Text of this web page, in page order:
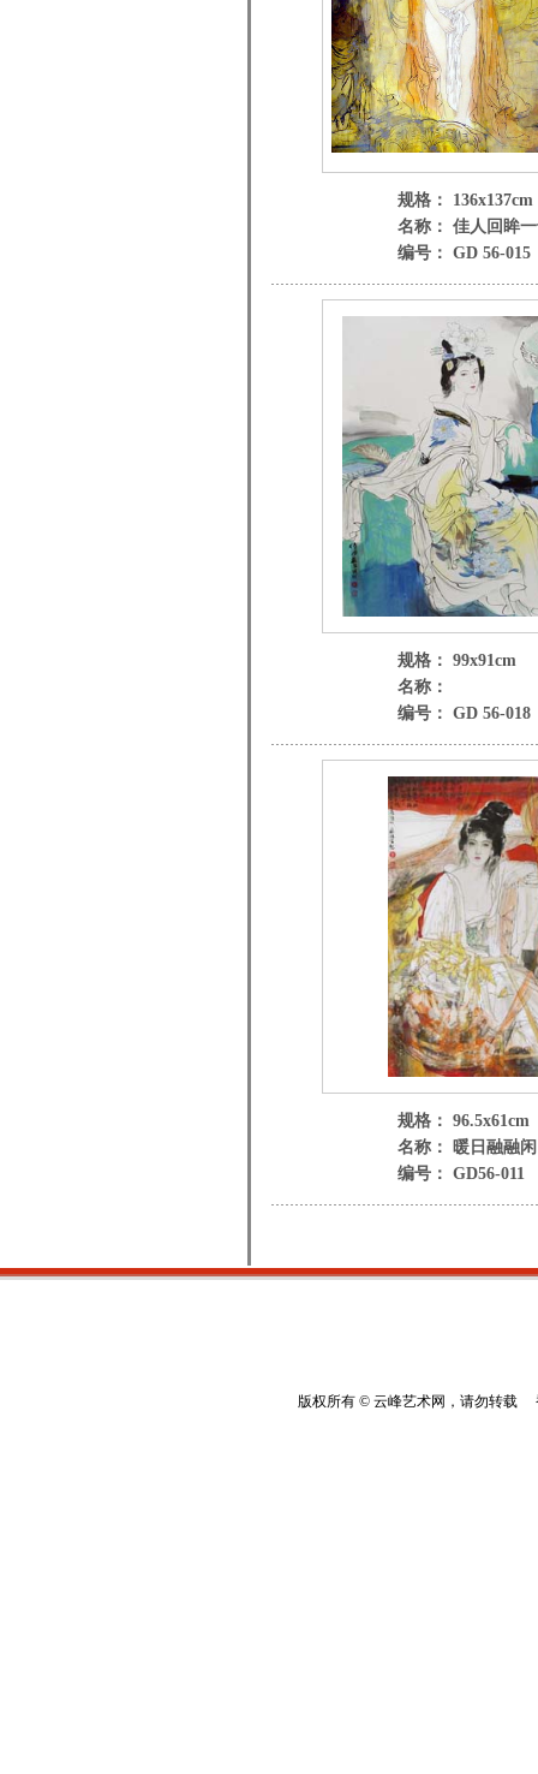
规格： 136x137cm
名称： 佳人回眸
编号： GD 56-015
规格： 99x91cm
名称：
编号： GD 56-018
规格： 96.5x61cm
名称： 暖日融融
编号： GD56-011
版权所有 © 云峰艺术网，请勿转载